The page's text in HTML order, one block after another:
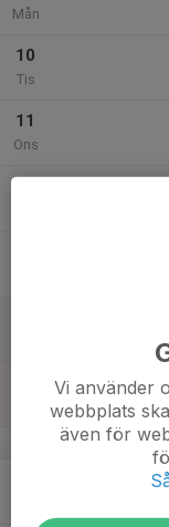
Mån
10
Tis
11
Ons
14:00
15:00
Lila
Vi använder
webbplats
även för